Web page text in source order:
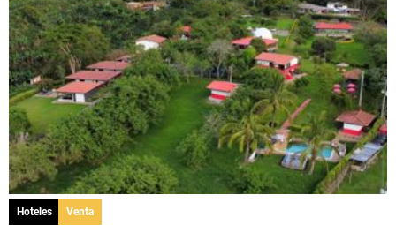
Hoteles Venta